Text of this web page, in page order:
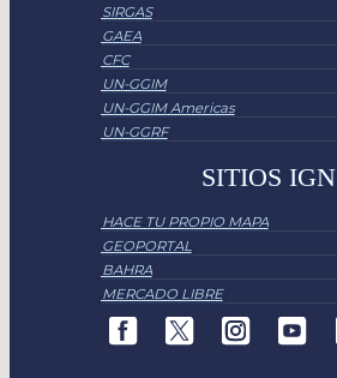
SIRGAS
GAEA
CFC
UN-GGIM
UN-GGIM Americas
UN-GGRF
SITIOS IGN
HACE TU PROPIO MAPA
GEOPORTAL
BAHRA
MERCADO LIBRE